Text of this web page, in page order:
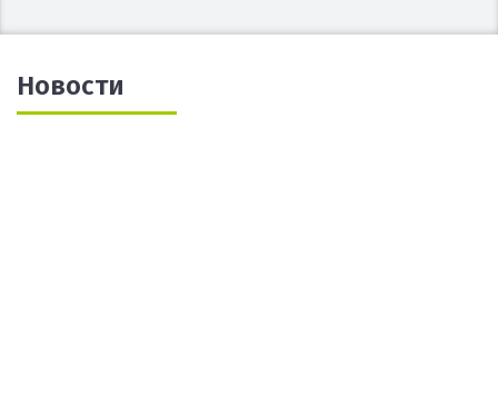
Новости